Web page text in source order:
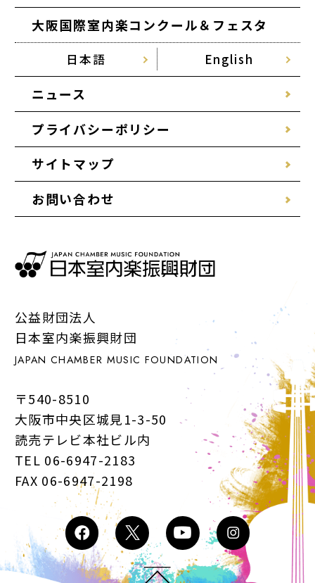
大阪国際室内楽コンクール＆フェスタ
日本語 English
ニュース
プライバシーポリシー
サイトマップ
お問い合わせ
公益財団法人
日本室内楽振興財団
JAPAN CHAMBER MUSIC FOUNDATION
〒540-8510
大阪市中央区城見1-3-50
読売テレビ本社ビル内
TEL 06-6947-2183
FAX 06-6947-2198